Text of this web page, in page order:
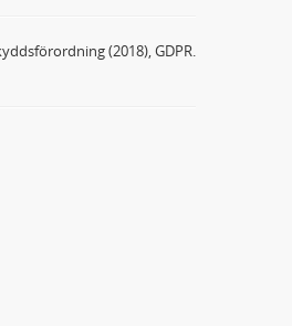
(2018), GDPR.